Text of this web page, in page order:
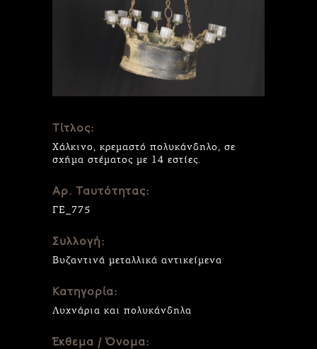
Τίτλος:
Χάλκινο, κρεμαστό πολυκάνδηλο, σε
σχήμα στέματος με 14 εστίες.
Αρ. Ταυτότητας:
ΓΕ_775
Συλλογή:
Βυζαντινά μεταλλικά αντικείμενα
Κατηγορία:
Λυχνάρια και πολυκάνδηλα
Έκθεμα / Όνομα: